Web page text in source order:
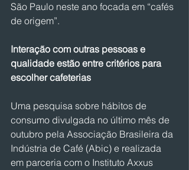
São Paulo neste ano focada em “cafés
de origem”.
Interação com outras pessoas e
qualidade estão entre critérios para
escolher cafeterias
Uma pesquisa sobre hábitos de
consumo divulgada no último mês de
outubro pela Associação Brasileira da
Indústria de Café (Abic) e realizada
em parceria com o Instituto Axxus